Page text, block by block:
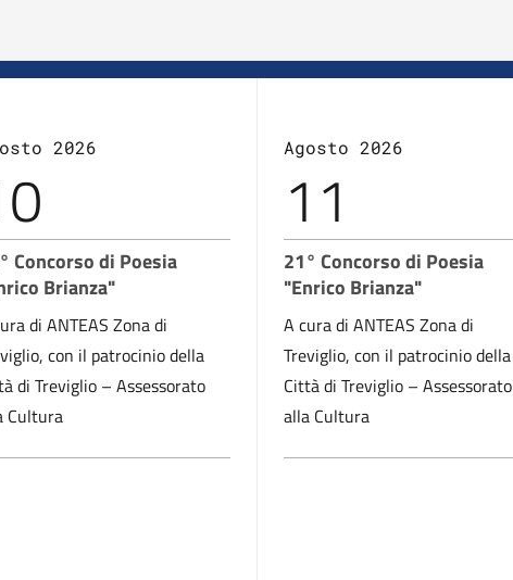
2026
Concorso di Poesia
Brianza"
di ANTEAS Zona di
con il patrocinio della
di Treviglio – Assessorato
Cultura
Agosto 2026
11
21° Concorso di Poesia
"Enrico Brianza"
A cura di ANTEAS Zona di
Treviglio, con il patrocinio della
Città di Treviglio – Assessorato
alla Cultura